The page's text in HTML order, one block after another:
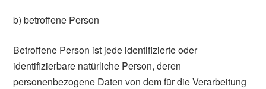
b) betroffene Person
Betroffene Person ist jede identifizierte oder
identifizierbare natürliche Person, deren
personenbezogene Daten von dem für die Verarbeitung